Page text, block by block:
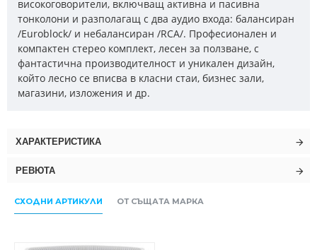
високоговорители, включващ активна и пасивна
тонколони и разполагащ с два аудио входа: балансиран
/Euroblock/ и небалансиран /RCA/. Професионален и
компактен стерео комплект, лесен за ползване, с
фантастична производителност и уникален дизайн,
който лесно се вписва в класни стаи, бизнес зали,
магазини, изложения и др.
ХАРАКТЕРИСТИКА
РЕВЮТА
СХОДНИ АРТИКУЛИ ОТ СЪЩАТА МАРКА